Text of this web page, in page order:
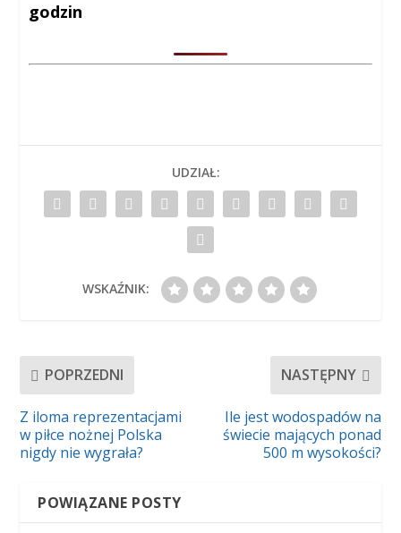
godzin
UDZIAŁ:
WSKAŹNIK:
POPRZEDNI
Z iloma reprezentacjami
w piłce nożnej Polska
nigdy nie wygrała?
NASTĘPNY
Ile jest wodospadów na
świecie mających ponad
500 m wysokości?
POWIĄZANE POSTY